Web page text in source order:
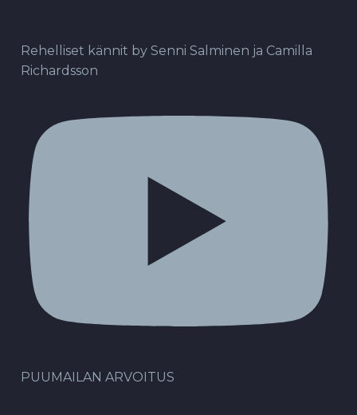
Rehelliset kännit by Senni Salminen ja Camilla
Richardsson
PUUMAILAN ARVOITUS